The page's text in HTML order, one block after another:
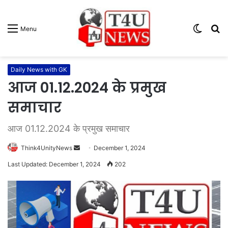
Menu
Switch
Daily News with GK
आज 01.12.2024 के प्रमुख
समाचार
आज 01.12.2024 के प्रमुख समाचार
Think4UnityNews
d
n
December 1, 2024
Last Updated: December 1, 2024 202